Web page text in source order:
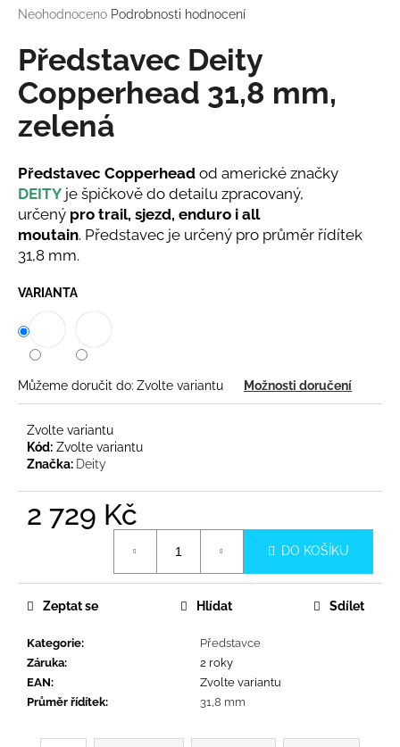
Průměrné
produktu
je
0,0
z
hvězdiček.
Neohodnoceno Podrobnosti hodnocení
Představec Deity
Copperhead 31,8 mm,
zelená
Představec Copperhead od americké značky
DEITY je špičkově do detailu zpracovaný,
určený pro trail, sjezd, enduro i all
moutain. Představec je určený pro průměr řídítek
31,8 mm.
VARIANTA
Můžeme doručit do: Zvolte variantu Možnosti doručení
Zvolte variantu
Kód: Zvolte variantu
Značka: Deity
2 729 Kč
DO KOŠÍKU
Kategorie:
Představce
Záruka:
2 roky
EAN:
Zvolte variantu
Průměr řídítek: 31,8 mm
Zeptat se Hlídat Sdílet
a
j
í
t
?
HLEDAT
D
o
p
o
u
č
u
e